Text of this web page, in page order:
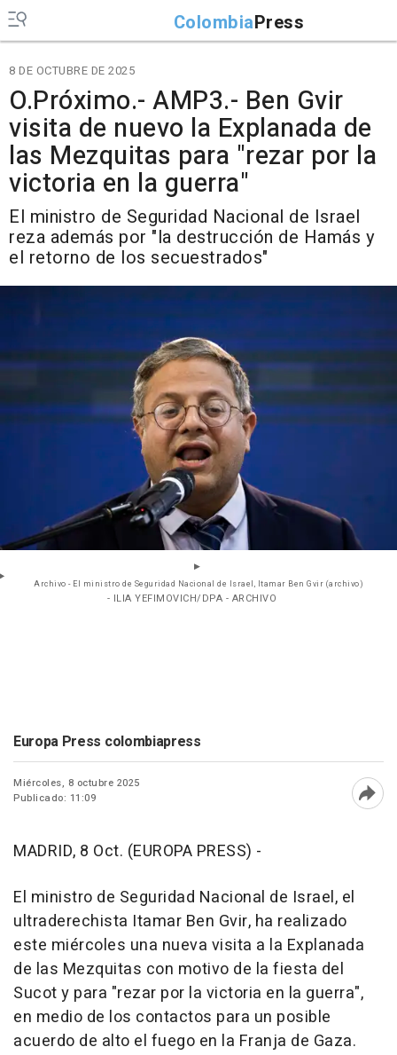
ColombiaPress
8 DE OCTUBRE DE 2025
O.Próximo.- AMP3.- Ben Gvir
visita de nuevo la Explanada de
las Mezquitas para "rezar por la
victoria en la guerra"
El ministro de Seguridad Nacional de Israel
reza además por "la destrucción de Hamás y
el retorno de los secuestrados"
Archivo - El ministro de Seguridad Nacional de Israel, Itamar Ben Gvir (archivo)
- ILIA YEFIMOVICH/DPA - ARCHIVO
Europa Press colombiapress
Miércoles, 8 octubre 2025
Publicado: 11:09
MADRID, 8 Oct. (EUROPA PRESS) -
El ministro de Seguridad Nacional de Israel, el
ultraderechista Itamar Ben Gvir, ha realizado
este miércoles una nueva visita a la Explanada
de las Mezquitas con motivo de la fiesta del
Sucot y para "rezar por la victoria en la guerra",
en medio de los contactos para un posible
acuerdo de alto el fuego en la Franja de Gaza.